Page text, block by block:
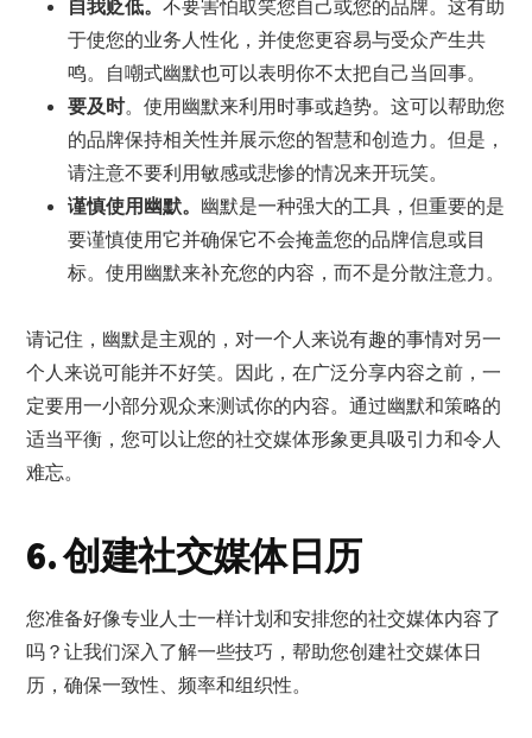
自我贬低。不要害怕取笑您自己或您的品牌。这有助
于使您的业务人性化，并使您更容易与受众产生共
鸣。自嘲式幽默也可以表明你不太把自己当回事。
要及时。使用幽默来利用时事或趋势。这可以帮助您
的品牌保持相关性并展示您的智慧和创造力。但是，
请注意不要利用敏感或悲惨的情况来开玩笑。
谨慎使用幽默。 幽默是一种强大的工具，但重要的是
要谨慎使用它并确保它不会掩盖您的品牌信息或目
标。使用幽默来补充您的内容，而不是分散注意力。
请记住，幽默是主观的，对一个人来说有趣的事情对另一
个人来说可能并不好笑。因此，在广泛分享内容之前，一
定要用一小部分观众来测试你的内容。通过幽默和策略的
适当平衡，您可以让您的社交媒体形象更具吸引力和令人
难忘。
6. 创建社交媒体日历
您准备好像专业人士一样计划和安排您的社交媒体内容了
吗？让我们深入了解一些技巧，帮助您创建社交媒体日
历，确保一致性、频率和组织性。